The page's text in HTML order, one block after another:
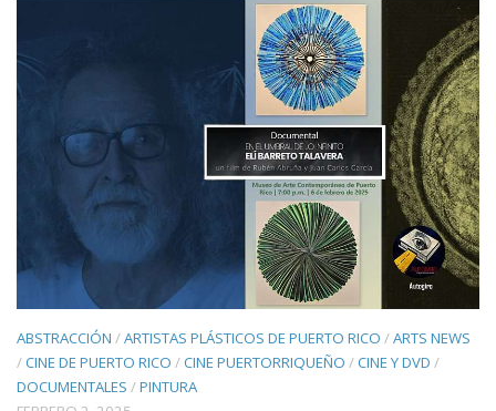
ABSTRACCIÓN /ARTISTAS PLÁSTICOS DE PUERTO RICO /ARTS NEWS
/CINE DE PUERTO RICO /CINE PUERTORRIQUEÑO /CINE Y DVD /
DOCUMENTALES /PINTURA